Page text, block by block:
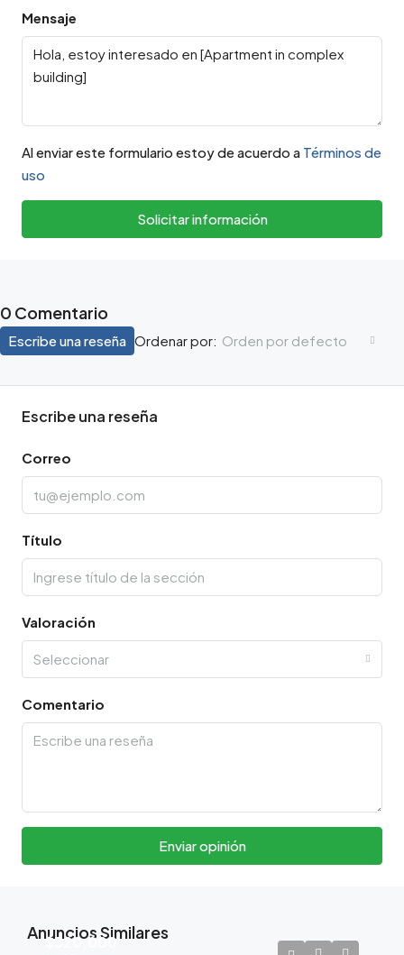
Mensaje
Al enviar este formulario estoy de acuerdo a Términos de
uso
Solicitar información
0 Comentario
Ordenar por: Orden por defecto
Escribe una reseña
Escribe una reseña
Correo
Título
Valoración
Seleccionar
Comentario
Enviar opinión
Anuncios Similares
$320,000